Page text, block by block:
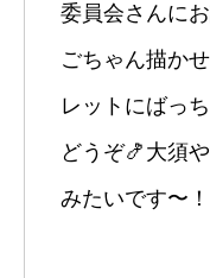
委員会さんに
ごちゃん描か
レットにばっ
どうぞ🍤大須
みたいです〜！